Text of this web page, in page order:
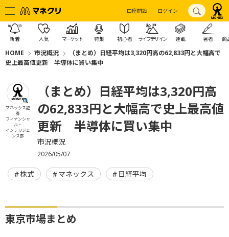
口座開設 ログイン
新着 人気 マーケット 特集 初心者 ライフデザイン 連載 著者 商
HOME 市況概況
（まとめ）日経平均は3,320円高の62,833円と大幅高で
史上最高値更新 半導体に買い集中
マネックス証
券
フィナンシャ
ル・
インテリジェ
ンス部
（まとめ）日経平均は3,320円高
の62,833円と大幅高で史上最高値
更新 半導体に買い集中
市況概況
2026/05/07
株式 マネックス 日経平均
東京市場まとめ